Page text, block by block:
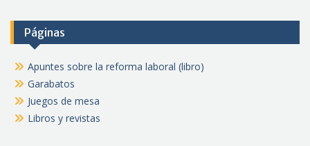
Páginas
Apuntes sobre la reforma laboral (libro)
Garabatos
Juegos de mesa
Libros y revistas